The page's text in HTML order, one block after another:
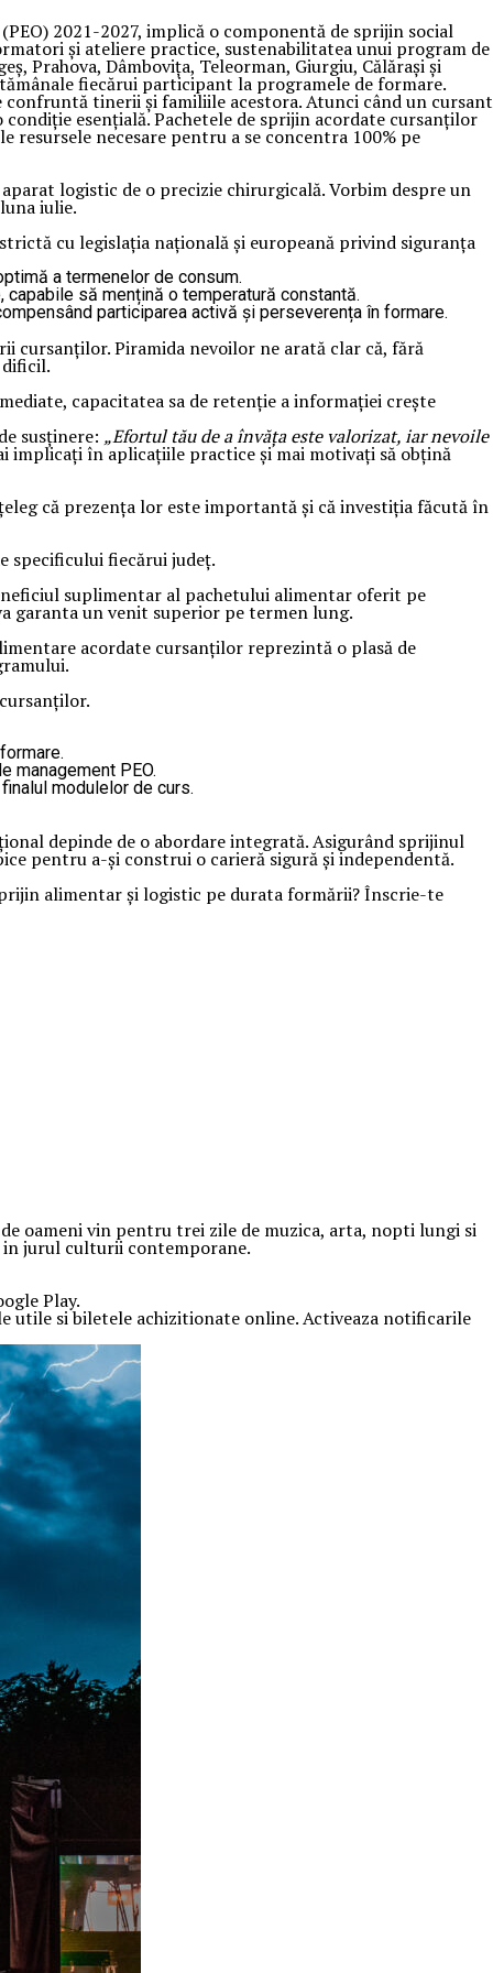
2021-2027, implică o componentă de sprijin social
și ateliere practice, sustenabilitatea unui program de
Prahova, Dâmbovița, Teleorman, Giurgiu, Călărași și
fiecărui participant la programele de formare.
confruntă tinerii și familiile acestora. Atunci când un cursant
esențială. Pachetele de sprijin acordate cursanților
necesare pentru a se concentra 100% pe
logistic de o precizie chirurgicală. Vorbim despre un
iulie.
cu legislația națională și europeană privind siguranța
a termenelor de consum.
să mențină o temperatură constantă.
participarea activă și perseverența în formare.
cursanților. Piramida nevoilor ne arată clar că, fără
capacitatea sa de retenție a informației crește
susținere: „Efortul tău de a învăța este valorizat, iar nevoile
implicați în aplicațiile practice și mai motivați să obțină
că prezența lor este importantă și că investiția făcută în
specificului fiecărui județ.
suplimentar al pachetului alimentar oferit pe
garanta un venit superior pe termen lung.
acordate cursanților reprezintă o plasă de
management PEO.
modulelor de curs.
depinde de o abordare integrată. Asigurând sprijinul
pentru a-și construi o carieră sigură și independentă.
alimentar și logistic pe durata formării? Înscrie-te
oameni vin pentru trei zile de muzica, arta, nopti lungi si
in jurul culturii contemporane.
Play.
si biletele achizitionate online. Activeaza notificarile